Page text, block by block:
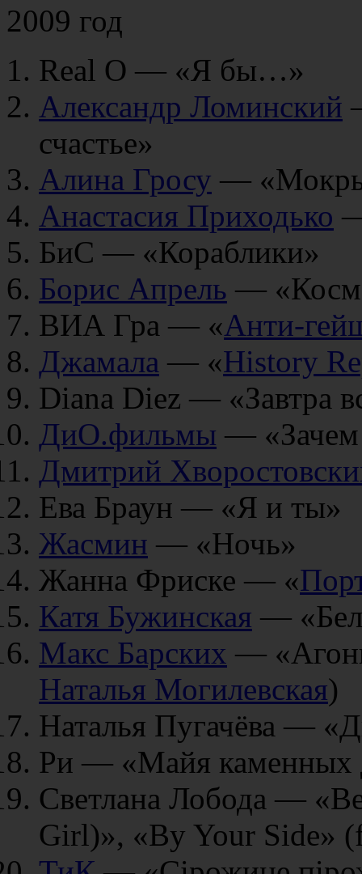
2009 год
Real O — «Я бы…»
Александр Ломинский
счастье»
Алина Гросу —
Анастасия Приходько
БиС — «Кораблики»
Борис Апрель —
ВИА Гра — «Анти-
Джамала — «History
Diana Diez — «Завтра
ДиО.фильмы — «Зачем
Дмитрий
Ева Браун — «Я и ты»
Жасмин — «Ночь»
Жанна Фриске — «
Катя Бужинская —
Макс Барских —
Наталья Могилевская)
Наталья Пугачёва —
Ри — «Майя каменных
Светлана Лобода —
Girl)», «By Your Side»